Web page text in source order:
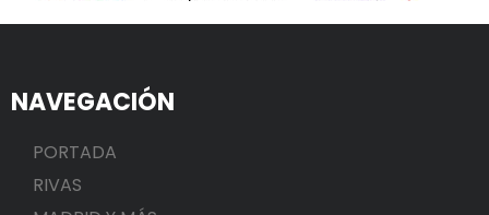
NAVEGACIÓN
PORTADA
RIVAS